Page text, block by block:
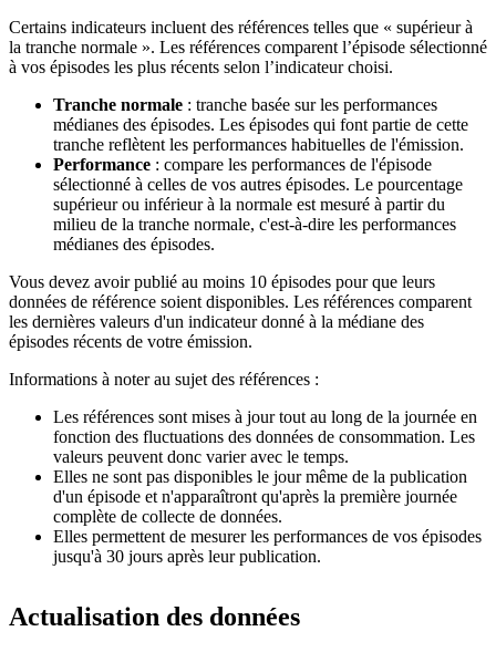
Certains indicateurs incluent des références telles que « supérieur à
la tranche normale ». Les références comparent l’épisode sélectionné
à vos épisodes les plus récents selon l’indicateur choisi.
Tranche normale : tranche basée sur les performances
médianes des épisodes. Les épisodes qui font partie de cette
tranche reflètent les performances habituelles de l'émission.
Performance : compare les performances de l'épisode
sélectionné à celles de vos autres épisodes. Le pourcentage
supérieur ou inférieur à la normale est mesuré à partir du
milieu de la tranche normale, c'est-à-dire les performances
médianes des épisodes.
Vous devez avoir publié au moins 10 épisodes pour que leurs
données de référence soient disponibles. Les références comparent
les dernières valeurs d'un indicateur donné à la médiane des
épisodes récents de votre émission.
Informations à noter au sujet des références :
Les références sont mises à jour tout au long de la journée en
fonction des fluctuations des données de consommation. Les
valeurs peuvent donc varier avec le temps.
Elles ne sont pas disponibles le jour même de la publication
d'un épisode et n'apparaîtront qu'après la première journée
complète de collecte de données.
Elles permettent de mesurer les performances de vos épisodes
jusqu'à 30 jours après leur publication.
Actualisation des données